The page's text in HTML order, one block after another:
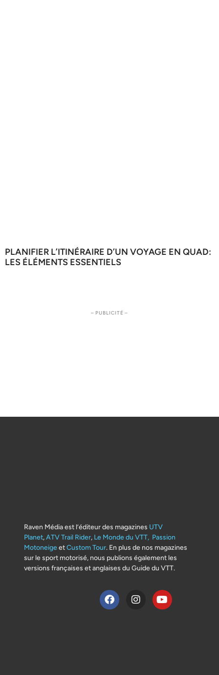
PLANIFIER L’ITINÉRAIRE D’UN VOYAGE EN QUAD:
LES ÉLÉMENTS ESSENTIELS
– PUBLICITÉ –
Raven Média est l’éditeur des magazines UTV
Planet,ATV Trail Rider, Le Monde du VTT, Passion
MotoneigeetCustom Tour. En plus de nos magazines
sur le sport motorisé, nous publions également les
versions françaises et anglaises du Guide du VTT.